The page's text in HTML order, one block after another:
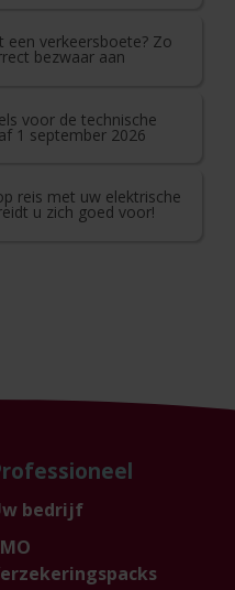
een verkeersboete? Zo
bezwaar aan
voor de technische
1 september 2026
reis met uw elektrische
u zich goed voor!
bedrijf